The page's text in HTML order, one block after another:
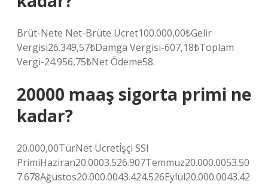
Brüt-Nete Net-Brüte Ücret100.000,00₺Gelir
Vergisi26.349,57₺Damga Vergisi-607,18₺Toplam
Vergi-24.956,75₺Net Ödeme58.
20000 maaş sigorta primi ne
kadar?
20.000,00TürNet Ücretİşçi SSI
PrimiHaziran20.0003.526.907Temmuz20.000.0053.50
7.678Ağustos20.000.0043.424.526Eylül20.000.0043.42